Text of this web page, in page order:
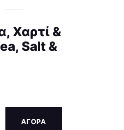
Χαρτί &
Salt &
ΑΓΟΡΑ